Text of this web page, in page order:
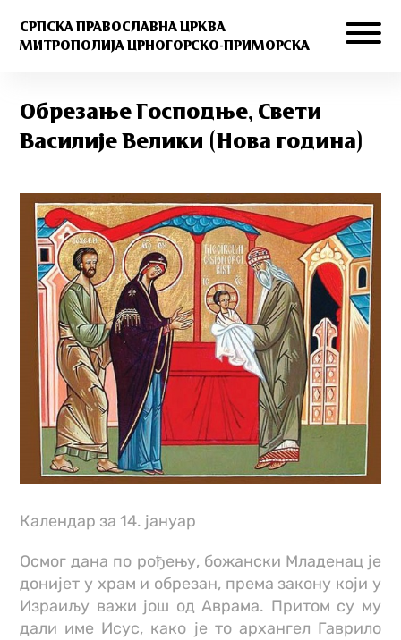
СРПСКА ПРАВОСЛАВНА ЦРКВА
МИТРОПОЛИЈА ЦРНОГОРСКО-ПРИМОРСКА
Обрезање Господње, Свети
Василије Велики (Нова година)
Календар за 14. јануар
Осмог дана по рођењу, божански Младенац је
дониjет у храм и обрезан, према закону који у
Израиљу важи још од Аврама. Притом су му
дали име Исус, како је то архангел Гаврило